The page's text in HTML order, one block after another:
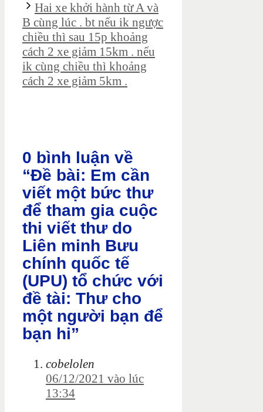
Hai xe khởi hành từ A và
B cùng lúc . bt nếu ik ngược
chiều thì sau 15p khoảng
cách 2 xe giảm 15km . nếu
ik cùng chiều thì khoảng
cách 2 xe giảm 5km .
0 bình luận về
“Đề bài: Em cần
viết một bức thư
để tham gia cuộc
thi viết thư do
Liên minh Bưu
chính quốc tế
(UPU) tổ chức với
đề tài: Thư cho
một người bạn để
bạn hi”
cobelolen
06/12/2021 vào lúc
13:34